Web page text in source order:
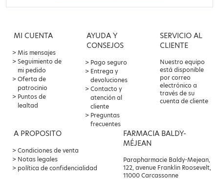
MI CUENTA
Mis mensajes
Seguimiento de
mi pedido
Oferta de
patrocinio
Puntos de
lealtad
AYUDA Y
CONSEJOS
Pago seguro
Entrega y
devoluciones
Contacto y
atención al
cliente
Preguntas
frecuentes
SERVICIO AL
CLIENTE
Nuestro equipo
está disponible
por correo
electrónico a
través de su
cuenta de cliente
A PROPOSITO
Condiciones de venta
Notas legales
política de confidencialidad
FARMACIA BALDY-
MÉJEAN
Parapharmacie Baldy-Mejean,
122, avenue Franklin Roosevelt,
11000 Carcassonne